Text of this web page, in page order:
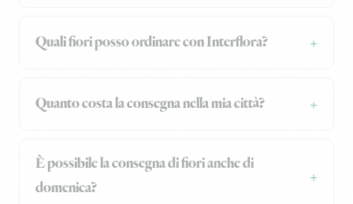
Quali fiori posso ordinare con Interflora?
Quanto costa la consegna nella mia città?
È possibile la consegna di fiori anche di
domenica?